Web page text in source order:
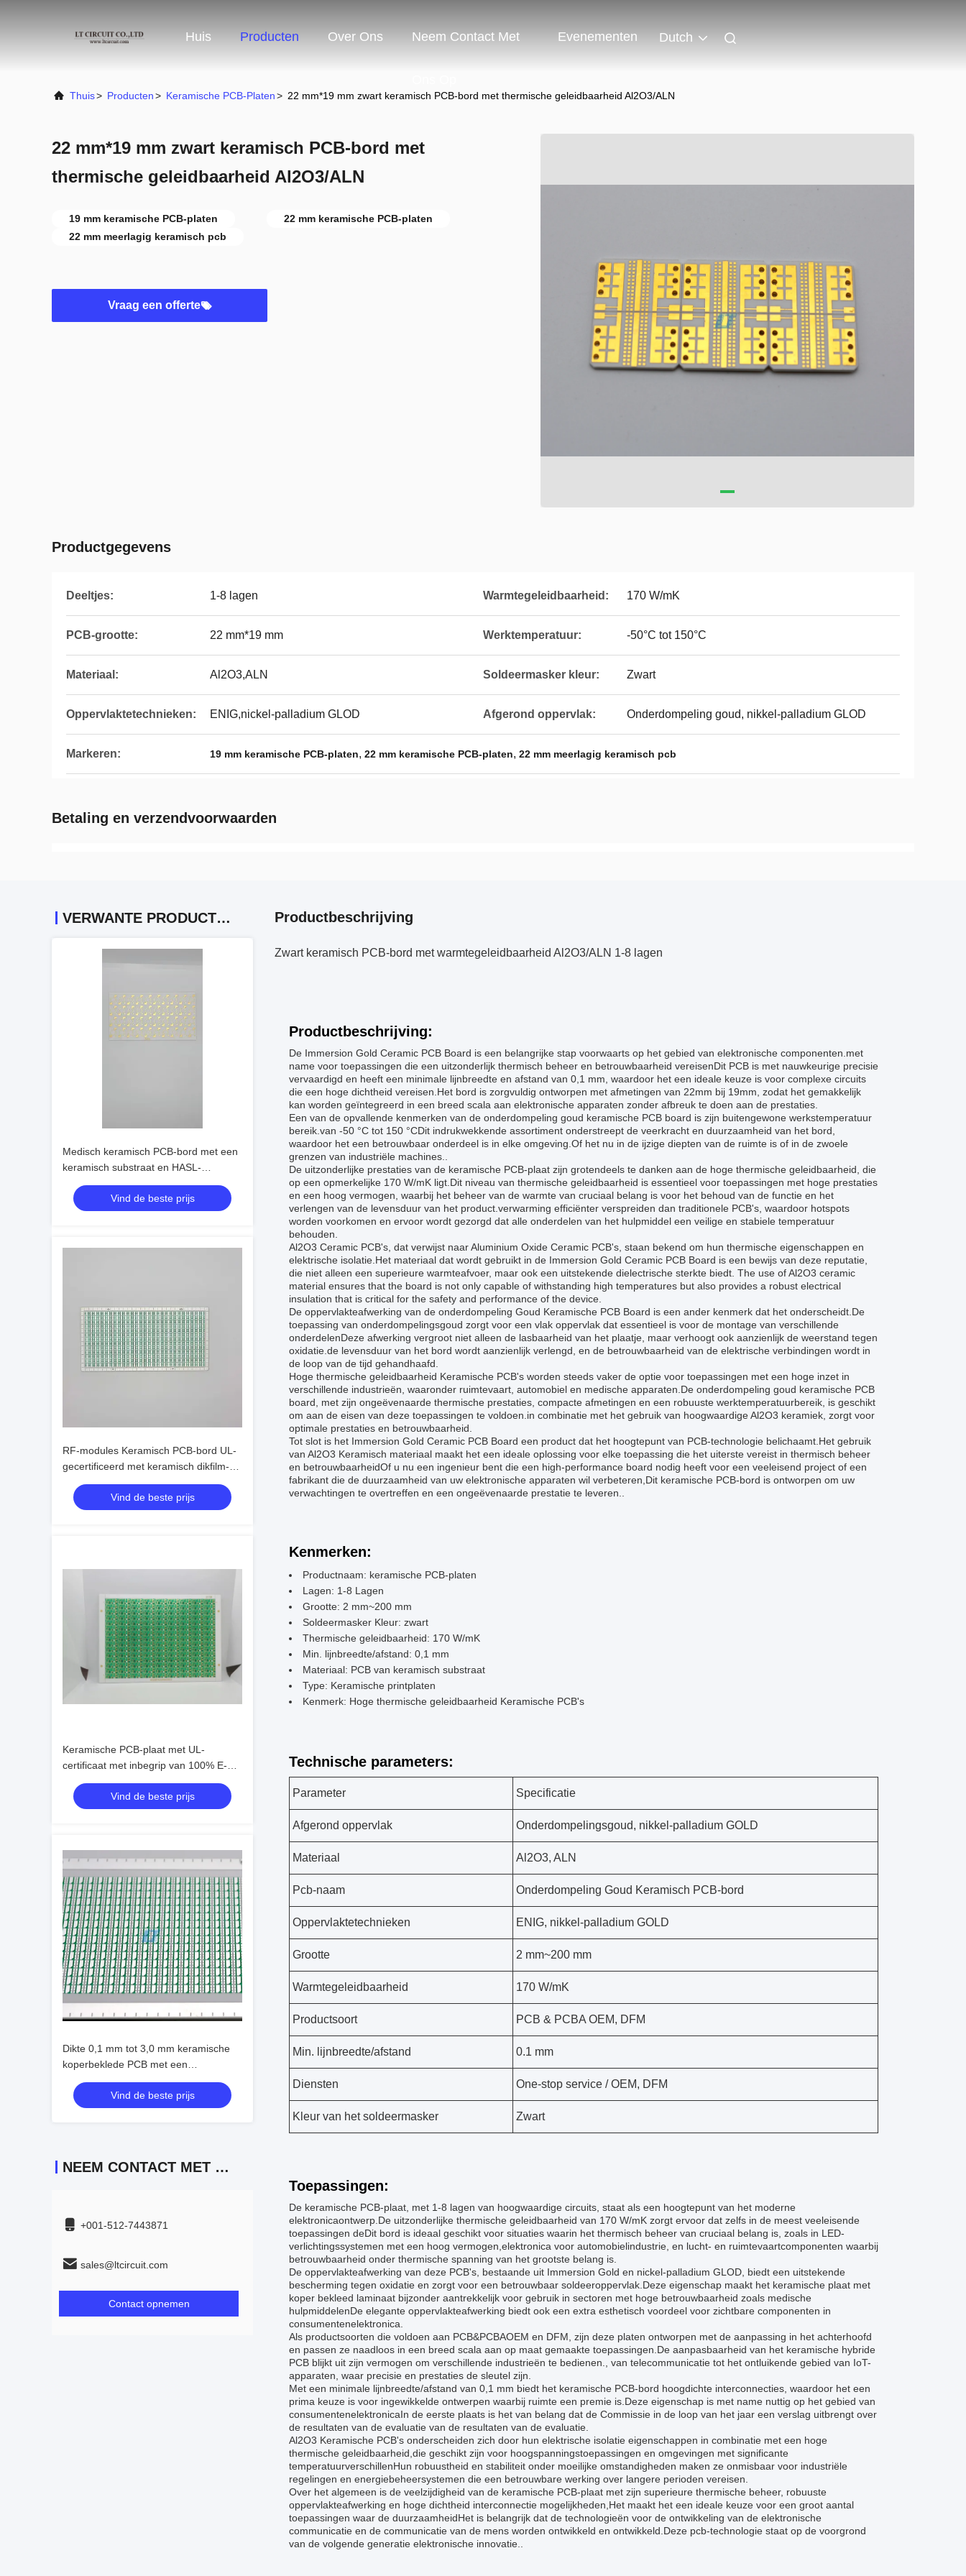
Huis Producten Over Ons Neem Contact Met Evenementen Dutch
Thuis> Producten> Keramische PCB-Platen> 22 mm*19 mm zwart keramisch PCB-bord met thermische geleidbaarheid Al2O3/ALN
22 mm*19 mm zwart keramisch PCB-bord met
thermische geleidbaarheid Al2O3/ALN
19 mm keramische PCB-platen
22 mm keramische PCB-platen
22 mm meerlagig keramisch pcb
Vraag een offerte
Productgegevens
Deeltjes: 1-8 lagen Warmtegeleidbaarheid: 170 W/mK
PCB-grootte: 22 mm*19 mm Werktemperatuur: -50°C tot 150°C
Materiaal: Al2O3,ALN Soldeermasker kleur: Zwart
Oppervlaktetechnieken: ENIG,nickel-palladium GLOD Afgerond oppervlak: Onderdompeling goud, nikkel-palladium GLOD
Markeren: 19 mm keramische PCB-platen, 22 mm keramische PCB-platen, 22 mm meerlagig keramisch pcb
Betaling en verzendvoorwaarden
VERWANTE PRODUCTEN
Medisch keramisch PCB-bord met een
keramisch substraat en HASL-
oppervlakteafwerking dat een
uitstekend thermisch beheer biedt
Vind de beste prijs
RF-modules Keramisch PCB-bord UL-
gecertificeerd met keramisch dikfilm-
PCB ontworpen voor complexe
elektronische integratie van circuits
Vind de beste prijs
Keramische PCB-plaat met UL-
certificaat met inbegrip van 100% E-
testservice
Vind de beste prijs
Dikte 0,1 mm tot 3,0 mm keramische
koperbeklede PCB met een
groottebereik van 2 mm tot 200 mm,
perfect voor circuits met hoge
betrouwbaarheid
Vind de beste prijs
NEEM CONTACT MET ONS OP
+001-512-7443871
sales@ltcircuit.com
Contact opnemen
Productbeschrijving
Zwart keramisch PCB-bord met warmtegeleidbaarheid Al2O3/ALN 1-8 lagen
Productbeschrijving:
De Immersion Gold Ceramic PCB Board is een belangrijke stap voorwaarts op het gebied van elektronische componenten.met
name voor toepassingen die een uitzonderlijk thermisch beheer en betrouwbaarheid vereisenDit PCB is met nauwkeurige precisie
vervaardigd en heeft een minimale lijnbreedte en afstand van 0,1 mm, waardoor het een ideale keuze is voor complexe circuits
die een hoge dichtheid vereisen.Het bord is zorgvuldig ontworpen met afmetingen van 22mm bij 19mm, zodat het gemakkelijk
kan worden geïntegreerd in een breed scala aan elektronische apparaten zonder afbreuk te doen aan de prestaties.
Een van de opvallende kenmerken van de onderdompeling goud keramische PCB board is zijn buitengewone werkstemperatuur
bereik.van -50 °C tot 150 °CDit indrukwekkende assortiment onderstreept de veerkracht en duurzaamheid van het bord,
waardoor het een betrouwbaar onderdeel is in elke omgeving.Of het nu in de ijzige diepten van de ruimte is of in de zwoele
grenzen van industriële machines..
De uitzonderlijke prestaties van de keramische PCB-plaat zijn grotendeels te danken aan de hoge thermische geleidbaarheid, die
op een opmerkelijke 170 W/mK ligt.Dit niveau van thermische geleidbaarheid is essentieel voor toepassingen met hoge prestaties
en een hoog vermogen, waarbij het beheer van de warmte van cruciaal belang is voor het behoud van de functie en het
verlengen van de levensduur van het product.verwarming efficiënter verspreiden dan traditionele PCB's, waardoor hotspots
worden voorkomen en ervoor wordt gezorgd dat alle onderdelen van het hulpmiddel een veilige en stabiele temperatuur
behouden.
Al2O3 Ceramic PCB's, dat verwijst naar Aluminium Oxide Ceramic PCB's, staan bekend om hun thermische eigenschappen en
elektrische isolatie.Het materiaal dat wordt gebruikt in de Immersion Gold Ceramic PCB Board is een bewijs van deze reputatie,
die niet alleen een superieure warmteafvoer, maar ook een uitstekende dielectrische sterkte biedt. The use of Al2O3 ceramic
material ensures that the board is not only capable of withstanding high temperatures but also provides a robust electrical
insulation that is critical for the safety and performance of the device.
De oppervlakteafwerking van de onderdompeling Goud Keramische PCB Board is een ander kenmerk dat het onderscheidt.De
toepassing van onderdompelingsgoud zorgt voor een vlak oppervlak dat essentieel is voor de montage van verschillende
onderdelenDeze afwerking vergroot niet alleen de lasbaarheid van het plaatje, maar verhoogt ook aanzienlijk de weerstand tegen
oxidatie.de levensduur van het bord wordt aanzienlijk verlengd, en de betrouwbaarheid van de elektrische verbindingen wordt in
de loop van de tijd gehandhaafd.
Hoge thermische geleidbaarheid Keramische PCB's worden steeds vaker de optie voor toepassingen met een hoge inzet in
verschillende industrieën, waaronder ruimtevaart, automobiel en medische apparaten.De onderdompeling goud keramische PCB
board, met zijn ongeëvenaarde thermische prestaties, compacte afmetingen en een robuuste werktemperatuurbereik, is geschikt
om aan de eisen van deze toepassingen te voldoen.in combinatie met het gebruik van hoogwaardige Al2O3 keramiek, zorgt voor
optimale prestaties en betrouwbaarheid.
Tot slot is het Immersion Gold Ceramic PCB Board een product dat het hoogtepunt van PCB-technologie belichaamt.Het gebruik
van Al2O3 Keramisch materiaal maakt het een ideale oplossing voor elke toepassing die het uiterste vereist in thermisch beheer
en betrouwbaarheidOf u nu een ingenieur bent die een high-performance board nodig heeft voor een veeleisend project of een
fabrikant die de duurzaamheid van uw elektronische apparaten wil verbeteren,Dit keramische PCB-bord is ontworpen om uw
verwachtingen te overtreffen en een ongeëvenaarde prestatie te leveren..
Kenmerken:
Productnaam: keramische PCB-platen
Lagen: 1-8 Lagen
Grootte: 2 mm~200 mm
Soldeermasker Kleur: zwart
Thermische geleidbaarheid: 170 W/mK
Min. lijnbreedte/afstand: 0,1 mm
Materiaal: PCB van keramisch substraat
Type: Keramische printplaten
Kenmerk: Hoge thermische geleidbaarheid Keramische PCB's
Technische parameters:
Parameter Specificatie
Afgerond oppervlak Onderdompelingsgoud, nikkel-palladium GOLD
Materiaal Al2O3, ALN
Pcb-naam Onderdompeling Goud Keramisch PCB-bord
Oppervlaktetechnieken ENIG, nikkel-palladium GOLD
Grootte 2 mm~200 mm
Warmtegeleidbaarheid 170 W/mK
Productsoort PCB & PCBA OEM, DFM
Min. lijnbreedte/afstand 0.1 mm
Diensten One-stop service / OEM, DFM
Kleur van het soldeermasker Zwart
Toepassingen:
De keramische PCB-plaat, met 1-8 lagen van hoogwaardige circuits, staat als een hoogtepunt van het moderne
elektronicaontwerp.De uitzonderlijke thermische geleidbaarheid van 170 W/mK zorgt ervoor dat zelfs in de meest veeleisende
toepassingen deDit bord is ideaal geschikt voor situaties waarin het thermisch beheer van cruciaal belang is, zoals in LED-
verlichtingssystemen met een hoog vermogen,elektronica voor automobielindustrie, en lucht- en ruimtevaartcomponenten waarbij
betrouwbaarheid onder thermische spanning van het grootste belang is.
De oppervlakteafwerking van deze PCB's, bestaande uit Immersion Gold en nickel-palladium GLOD, biedt een uitstekende
bescherming tegen oxidatie en zorgt voor een betrouwbaar soldeeroppervlak.Deze eigenschap maakt het keramische plaat met
koper bekleed laminaat bijzonder aantrekkelijk voor gebruik in sectoren met hoge betrouwbaarheid zoals medische
hulpmiddelenDe elegante oppervlakteafwerking biedt ook een extra esthetisch voordeel voor zichtbare componenten in
consumentenelektronica.
Als productsoorten die voldoen aan PCB&PCBAOEM en DFM, zijn deze platen ontworpen met de aanpassing in het achterhoofd
en passen ze naadloos in een breed scala aan op maat gemaakte toepassingen.De aanpasbaarheid van het keramische hybride
PCB blijkt uit zijn vermogen om verschillende industrieën te bedienen., van telecommunicatie tot het ontluikende gebied van IoT-
apparaten, waar precisie en prestaties de sleutel zijn.
Met een minimale lijnbreedte/afstand van 0,1 mm biedt het keramische PCB-bord hoogdichte interconnecties, waardoor het een
prima keuze is voor ingewikkelde ontwerpen waarbij ruimte een premie is.Deze eigenschap is met name nuttig op het gebied van
consumentenelektronicaIn de eerste plaats is het van belang dat de Commissie in de loop van het jaar een verslag uitbrengt over
de resultaten van de evaluatie van de resultaten van de evaluatie.
Al2O3 Keramische PCB's onderscheiden zich door hun elektrische isolatie eigenschappen in combinatie met een hoge
thermische geleidbaarheid,die geschikt zijn voor hoogspanningstoepassingen en omgevingen met significante
temperatuurverschillenHun robuustheid en stabiliteit onder moeilijke omstandigheden maken ze onmisbaar voor industriële
regelingen en energiebeheersystemen die een betrouwbare werking over langere perioden vereisen.
Over het algemeen is de veelzijdigheid van de keramische PCB-plaat met zijn superieure thermische beheer, robuuste
oppervlakteafwerking en hoge dichtheid interconnectie mogelijkheden,Het maakt het een ideale keuze voor een groot aantal
toepassingen waar de duurzaamheidHet is belangrijk dat de technologieën voor de ontwikkeling van de elektronische
communicatie en de communicatie van de mens worden ontwikkeld en ontwikkeld.Deze pcb-technologie staat op de voorgrond
van de volgende generatie elektronische innovatie..